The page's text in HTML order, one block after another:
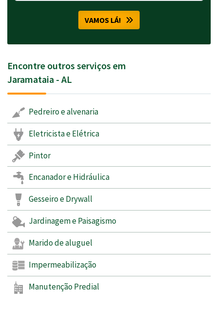
VAMOS LÁ!
Encontre outros serviços em
Jaramataia - AL
Pedreiro e alvenaria
Eletricista e Elétrica
Pintor
Encanador e Hidráulica
Gesseiro e Drywall
Jardinagem e Paisagismo
Marido de aluguel
Impermeabilização
Manutenção Predial